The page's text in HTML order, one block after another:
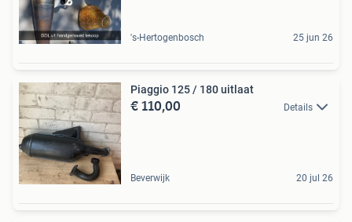
's-Hertogenbosch 25 jun 26
Piaggio 125 / 180 uitlaat
€ 110,00 Details
Beverwijk 20 jul 26